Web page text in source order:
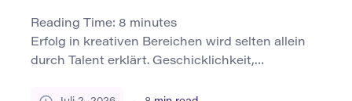
Reading Time: 8 minutes
Erfolg in kreativen Bereichen wird selten allein
durch Talent erklärt. Geschicklichkeit,